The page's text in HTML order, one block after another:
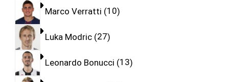
Marco Verratti 10
Luka Modric 27
Leonardo Bonucci 13